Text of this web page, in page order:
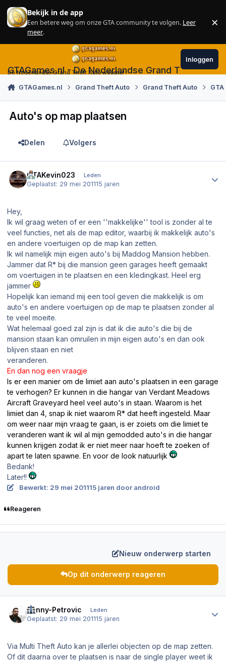
Skip to content
Bekijk in de app
Een betere weg om onze GTA community te volgen. Leer
meer.
×
GTAGames.nl - De Nederlandse Grand Theft Auto
De Nederlandse Grand Theft Auto website!
Inloggen
GTAGames.nl Grand Theft Auto Grand Theft Auto
Auto's op map plaatsen
Delen Volgers
GTAKevin023 Leden
Geplaatst: 29 mei 201115 jaren
Hey,
Ik wil graag weten of er een ''makkelijke'' tool is zonder al te
veel functies, net als de map editor, waarbij ik makkelijk auto's
en andere voertuigen op de map kan zetten.
Ik wil namelijk mijn eigen auto's bij Maddog Mansion hebben.
Jammer dat R* bij die mansion geen garages heeft gemaakt
om voertuigen in te plaatsen en een kledingkast. Heel erg
jammer
Hopelijk kan iemand mij een tool geven die makkelijk is om
auto's en andere voertuigen op de map te plaatsen zonder al
te veel moeite.
Wat helemaal goed zal zijn is dat ik die auto's die bij de
mansion staan kan omruilen in mijn eigen auto's en dan ook
blijven staan en niet
veranderen.
En dan nog een vraagje
Is er een manier om de limiet aan auto's plaatsen in een garage
te verhogen? Er kunnen in die hangar van Verdant Meadows
Aircraft Graveyard heel veel auto's in staan. Waarom is het
limiet dan 4, snap ik niet waarom R* dat heeft ingesteld. Maar
om weer naar mijn vraag te gaan, is er zoiets om die limiet te
veranderen want ik wil al mijn gemodded auto's in die hangar
kunnen krijgen zodat ik er niet meer naar hoeft te zoeken of
apart te laten spawne. En voor de look natuurlijk
Bedank!
Later!!
Bewerkt: 29 mei 201115 jaren door android
Reageren
Nieuw onderwerp starten
Op dit onderwerp reageren
Kenny-Petrovic Leden
Geplaatst: 29 mei 201115 jaren
Via Multi Theft Auto kan je allerlei objecten op de map zetten.
Of dit daarna over te plaatsen is naar de single player weet ik